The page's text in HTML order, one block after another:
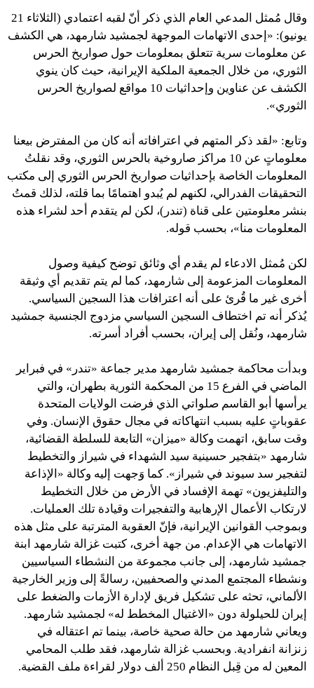
وقال مُمثل المدعي العام الذي ذكر أنّ لقبه اعتمادي (الثلاثاء 21
يونيو): «إحدى الاتهامات الموجهة لجمشيد شارمهد، هي الكشف
عن معلومات سرية تتعلق بمعلومات حول صواريخ الحرس
الثوري، من خلال الجمعية الملكية الإيرانية، حيث كان ينوي
الكشف عن عناوين وإحداثيات 10 مواقع لصواريخ الحرس
الثوري».
وتابع: «لقد ذكر المتهم في اعترافاته أنه كان من المفترض بيعنا
معلوماتٍ عن 10 مراكز صاروخية بالحرس الثوري، وقد نقلتُ
المعلومات الخاصة بإحداثيات صواريخ الحرس الثوري إلى مكتب
التحقيقات الفدرالي، لكنهم لم يُبدو اهتمامًا بما قلته، لذلك قمتُ
بنشر معلومتين على قناة (تندر)، لكن لم يتقدم أحد لشراء هذه
المعلومات منا»، بحسب قوله.
لكن مُمثل الادعاء لم يقدم أي وثائق توضح كيفية وصول
المعلومات المزعومة إلى شارمهد، كما لم يتم تقديم أي وثيقة
أخرى غير ما قُرئ على أنه اعترافات هذا السجين السياسي.
يُذكر أنه تم اختطاف السجين السياسي مزدوج الجنسية جمشيد
شارمهد، ونُقل إلى إيران، بحسب أفراد أسرته.
وبدأت محاكمة جمشيد شارمهد مدير جماعة «تندر» في فبراير
الماضي في الفرع 15 من المحكمة الثورية بطهران، والتي
يرأسها أبو القاسم صلواتي الذي فرضت الولايات المتحدة
عقوباتٍ عليه بسبب انتهاكاته في مجال حقوق الإنسان. وفي
وقت سابق، اتهمت وكالة «ميزان» التابعة للسلطة القضائية،
شارمهد «بتفجير حسينية سيد الشهداء في شيراز والتخطيط
لتفجير سد سيوند في شيراز». كما وَجهت إليه وكالة «الإذاعة
والتليفزيون» تهمة الإفساد في الأرض من خلال التخطيط
لارتكاب الأعمال الإرهابية والتفجيرات وقيادة تلك العمليات.
وبموجب القوانين الإيرانية، فإنّ العقوبة المترتبة على مثل هذه
الاتهامات هي الإعدام. من جهة أخرى، كتبت غزالة شارمهد ابنة
جمشيد شارمهد، إلى جانب مجموعة من النشطاء السياسيين
ونشطاء المجتمع المدني والصحفيين، رسالةً إلى وزير الخارجية
الألماني، تحثه على تشكيل فريق لإدارة الأزمات والضغط على
إيران للحيلولة دون «الاغتيال المخطط له» لجمشيد شارمهد.
ويعاني شارمهد من حالة صحية خاصة، بينما تم اعتقاله في
زنزانة انفرادية. وبحسب غزالة شارمهد، فقد طلب المحامي
المعين له من قِبل النظام 250 ألف دولار لقراءة ملف القضية.